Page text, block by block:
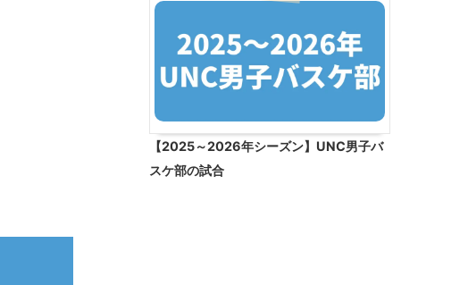
【2025～2026年シーズン】UNC男子バ
スケ部の試合